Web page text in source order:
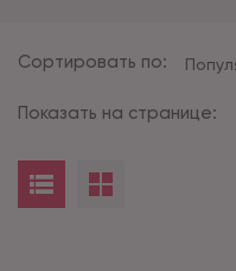
Сортировать по:
Показать на странице: